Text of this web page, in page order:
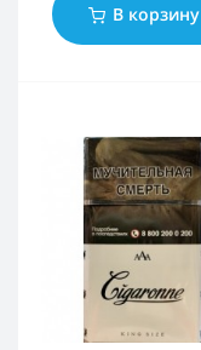
В корзину